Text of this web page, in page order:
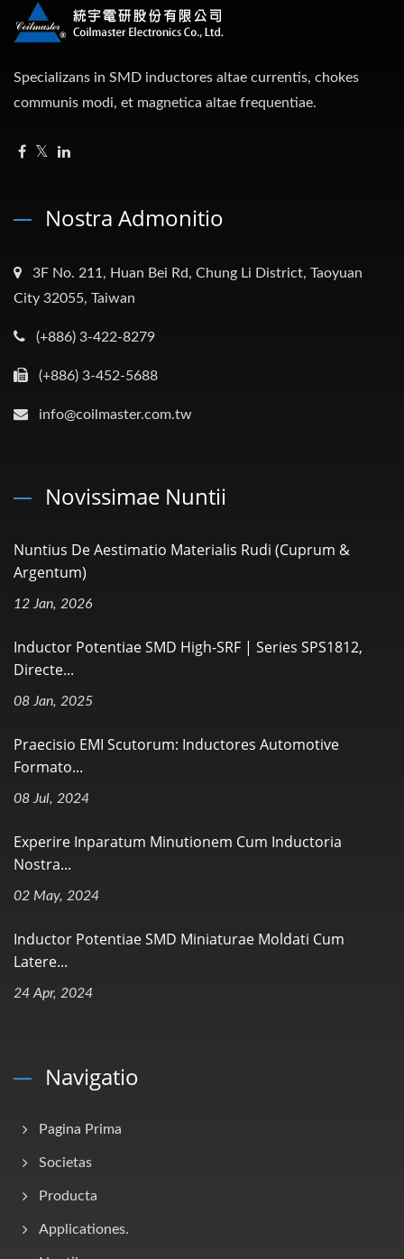
Specializans in SMD inductores altae currentis, chokes
communis modi, et magnetica altae frequentiae.
Nostra Admonitio
3F No. 211, Huan Bei Rd, Chung Li District, Taoyuan
City 32055, Taiwan
(+886) 3-422-8279
(+886) 3-452-5688
info@coilmaster.com.tw
Novissimae Nuntii
Nuntius De Aestimatio Materialis Rudi (Cuprum &
Argentum)
12 Jan, 2026
Inductor Potentiae SMD High-SRF | Series SPS1812,
Directe...
08 Jan, 2025
Praecisio EMI Scutorum: Inductores Automotive
Formato...
08 Jul, 2024
Experire Inparatum Minutionem Cum Inductoria
Nostra...
02 May, 2024
Inductor Potentiae SMD Miniaturae Moldati Cum
Latere...
24 Apr, 2024
Navigatio
Pagina Prima
Societas
Producta
Applicationes.